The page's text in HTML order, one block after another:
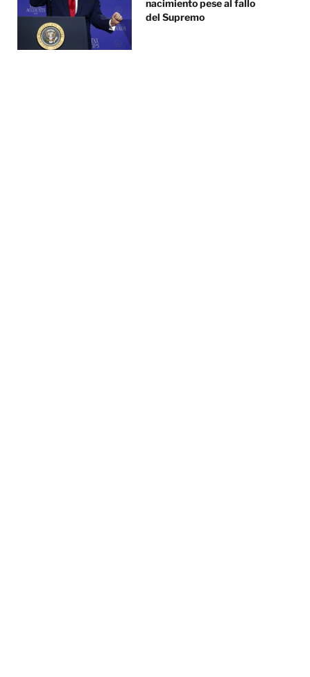
nacimiento pese al fallo
del Supremo